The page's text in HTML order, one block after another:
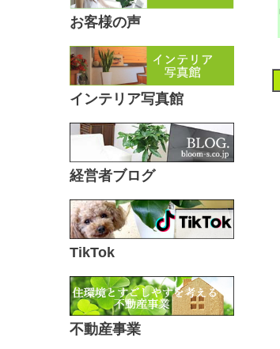
お客様の声
インテリア写真館
経営者ブログ
TikTok
不動産事業